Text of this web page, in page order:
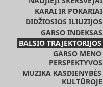
KARAI IR POKARIAI
DIDŽIOSIOS ILIUZIJOS
GARSO INDEKSAS
BALSIO TRAJEKTORIJOS
GARSO MENO
PERSPEKTYVOS
MUZIKA KASDIENYBĖS
KULTŪROJE